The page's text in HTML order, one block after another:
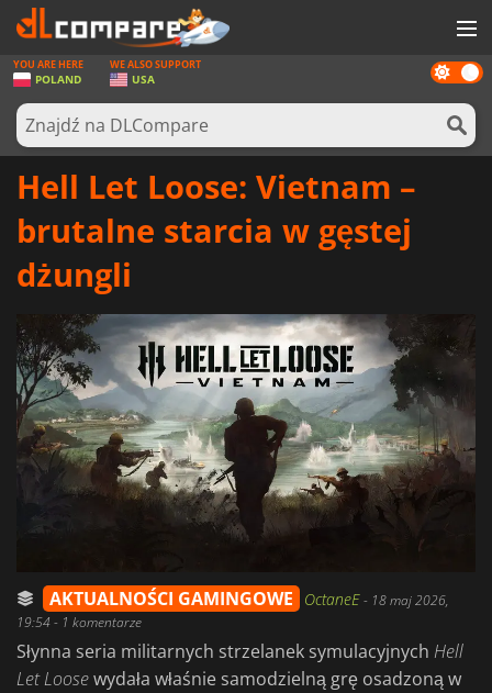
GRY
KARTY DO GIER
OPROGRAMOWANIE
AKTUALNOŚCI
ZALOGUJ SIĘ LUB ZAREJESTRUJ
Dark
mode
YOU ARE HERE
POLAND
WE ALSO SUPPORT
USA
Hell Let Loose: Vietnam –
brutalne starcia w gęstej
dżungli
AKTUALNOŚCI GAMINGOWE OctaneE- 18 maj 2026,
19:54- 1 komentarze
Słynna seria militarnych strzelanek symulacyjnych Hell
Let Loosewydała właśnie samodzielną grę osadzoną w